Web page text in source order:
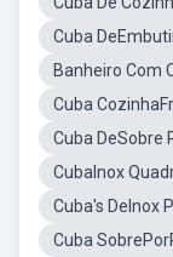
Cuba
Banheiro Com
Cuba
Cuba DeSobre
CubaInox
Cuba's DeInox
Cuba